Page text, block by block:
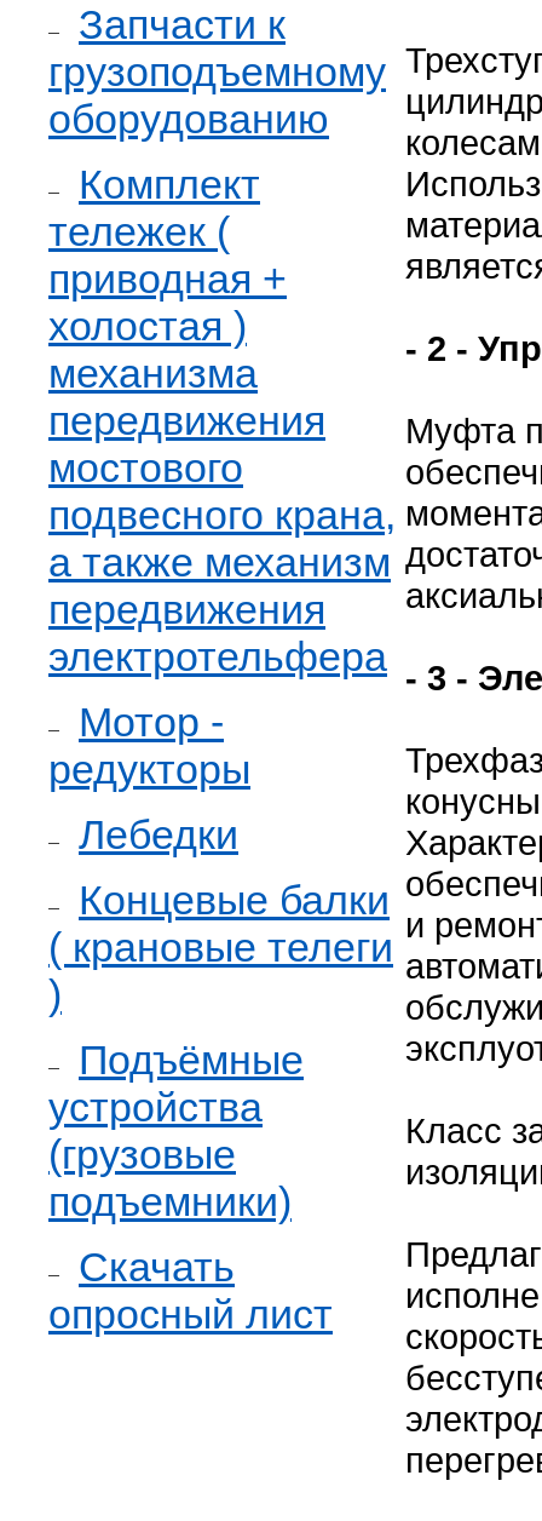
Запчасти к
грузоподъемному
оборудованию
Комплект
тележек (
приводная +
холостая )
механизма
передвижения
мостового
подвесного крана,
а также механизм
передвижения
электротельфера
Мотор -
редукторы
Лебедки
Концевые балки
( крановые телеги
)
Подъёмные
устройства
(грузовые
подъемники)
Скачать
опросный лист
- 2 -
Муфта
- 3 -
и
Класс